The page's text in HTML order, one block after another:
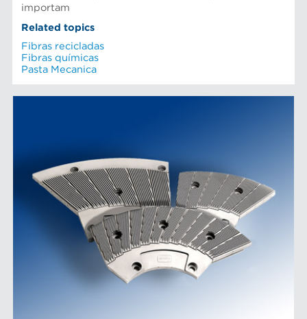
importam
Related topics
Fibras recicladas
Fibras químicas
Pasta Mecanica